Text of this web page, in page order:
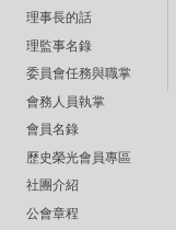
理事長的話
理監事名錄
委員會任務與職掌
會務人員執掌
會員名錄
歷史榮光會員專區
社團介紹
公會章程